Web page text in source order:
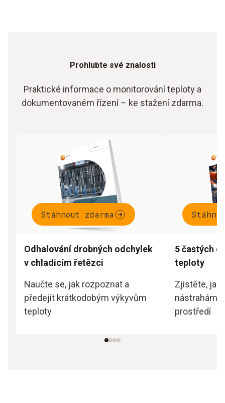
Prohlubte své znalosti
Praktické informace o monitorování teploty a
dokumentovaném řízení – ke stažení zdarma.
Stáhnout zdarma
Odhalování drobných odchylek
v chladicím řetězci
Naučte se, jak rozpoznat a
předejít krátkodobým výkyvům
teploty
5 častých
teploty
Zjistěte, jak
nástrahám
prostředí